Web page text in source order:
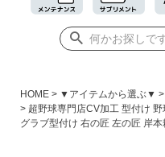
HOME ▼アイテムから選ぶ▼
超野球専門店CV加工 型付け
グラブ型付け 右の匠 左の匠 岸